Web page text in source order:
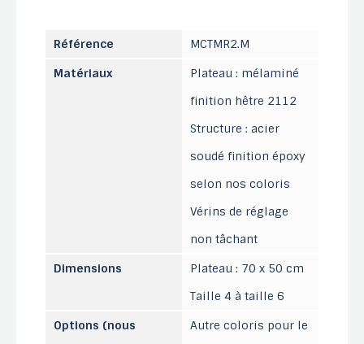
Référence
MCTMR2.M
Matériaux
Plateau : mélaminé
finition hêtre 2112
Structure : acier
soudé finition époxy
selon nos coloris
Vérins de réglage
non tâchant
Dimensions
Plateau : 70 x 50 cm
Taille 4 à taille 6
Options (nous
Autre coloris pour le